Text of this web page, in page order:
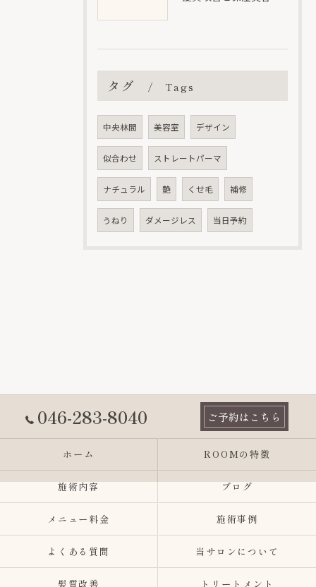
タグ Tags
中央林間 美容室 デザイン
似合わせ ストレートパーマ
ナチュラル 艶 くせ毛 補修
うねり ダメージレス 当日予約
046-283-8040 ご予約はこちら
ホーム ROOMの特徴
施術内容 ブログ
メニュー料金 施術事例
よくある質問 当サロンについて
髪質改善 トリートメント